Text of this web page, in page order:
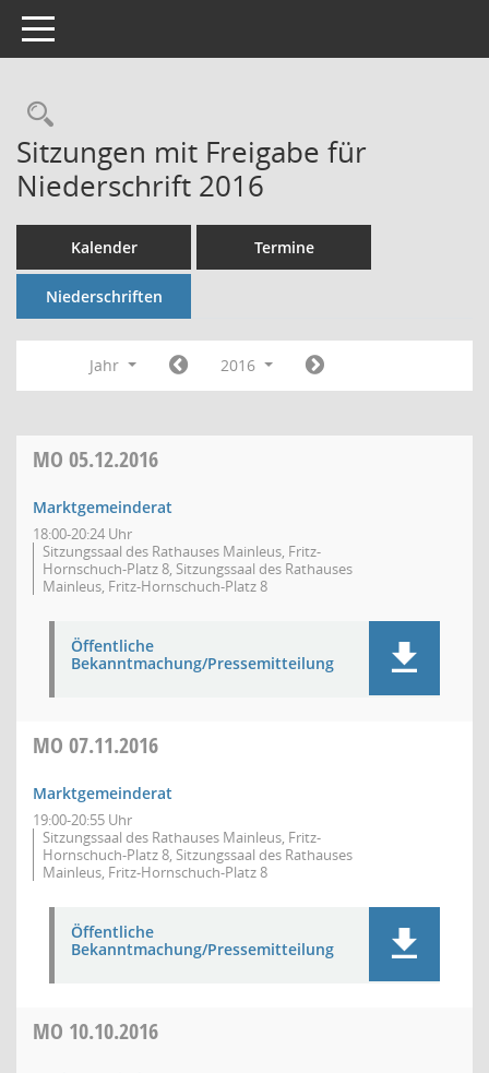
Toggle navigation
Rechercheauswahl
Sitzungen mit Freigabe für
Niederschrift 2016
Kalender Termine
Niederschriften
Jahr 2016
MO 05.12.2016
Marktgemeinderat
18:00-20:24 Uhr
Sitzungssaal des Rathauses Mainleus, Fritz-
Hornschuch-Platz 8, Sitzungssaal des Rathauses
Mainleus, Fritz-Hornschuch-Platz 8
Öffentliche
Bekanntmachung/Pressemitteilung
MO 07.11.2016
Marktgemeinderat
19:00-20:55 Uhr
Sitzungssaal des Rathauses Mainleus, Fritz-
Hornschuch-Platz 8, Sitzungssaal des Rathauses
Mainleus, Fritz-Hornschuch-Platz 8
Öffentliche
Bekanntmachung/Pressemitteilung
MO 10.10.2016